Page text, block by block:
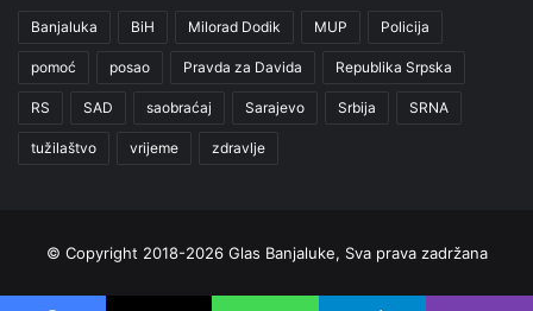
Banjaluka BiH Milorad Dodik MUP Policija
pomoć posao Pravda za Davida Republika Srpska
RS SAD saobraćaj Sarajevo Srbija SRNA
tužilaštvo vrijeme zdravlje
© Copyright 2018-2026 Glas Banjaluke, Sva prava zadržana